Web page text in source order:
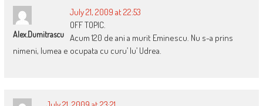
Alex.dumitrascu
July 21, 2009 at 22:53
OFF TOPIC.
Acum 120 de ani a murit Eminescu. Nu s-a prins
nimeni, lumea e ocupata cu curu’ lu’ Udrea.